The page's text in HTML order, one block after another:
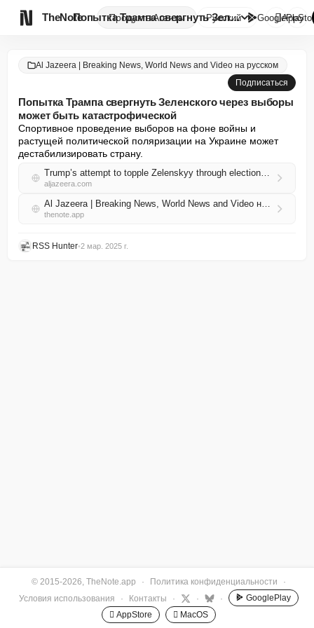
TheNote ПродуктыАгенты Попытка Трампа свергнуть Зелен...
Русский GooglePlay

Al Jazeera | Breaking News, World News and Video на русском
Подписаться
Попытка Трампа свергнуть Зеленского через выборы
может быть катастрофической
Спортивное проведение выборов на фоне войны и
растущей политической поляризации на Украине может
дестабилизировать страну.
Trump’s attempt to topple Zelenskyy through elections could be catastrophic
aljazeera.com
Al Jazeera | Breaking News, World News and Video на русском RSS
thenote.app
RSS Hunter•2 мар. 2025 г.
© 2015-2026, TheNote.app · Политика конфиденциальности
·
Условия использования
· Контакты · · ·
GooglePlay
 AppStore
 MacOS